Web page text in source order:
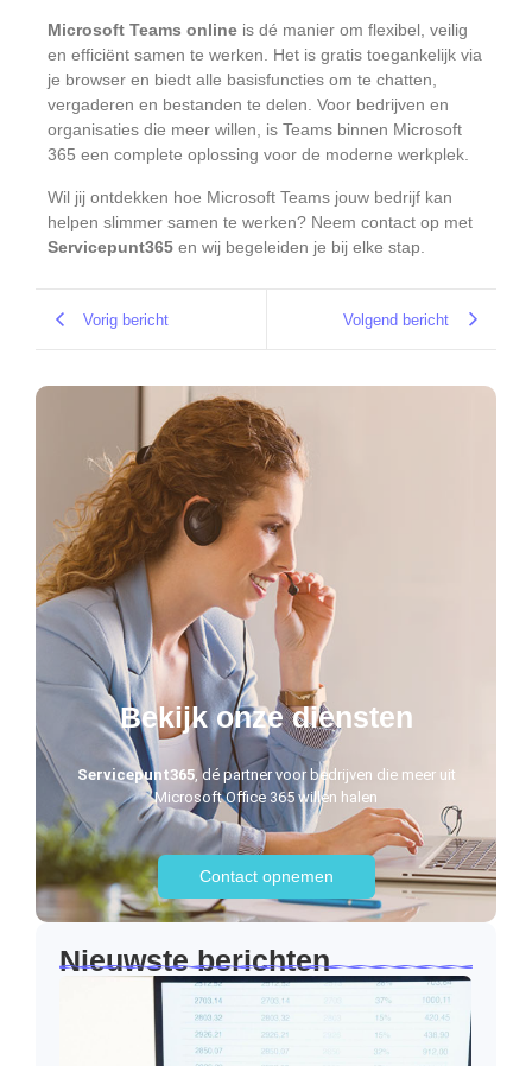
Microsoft Teams online is dé manier om flexibel, veilig
en efficiënt samen te werken. Het is gratis toegankelijk via
je browser en biedt alle basisfuncties om te chatten,
vergaderen en bestanden te delen. Voor bedrijven en
organisaties die meer willen, is Teams binnen Microsoft
365 een complete oplossing voor de moderne werkplek.
Wil jij ontdekken hoe Microsoft Teams jouw bedrijf kan
helpen slimmer samen te werken? Neem contact op met
Servicepunt365 en wij begeleiden je bij elke stap.
Vorig bericht Volgend bericht
Bekijk onze diensten
Servicepunt365, dé partner voor bedrijven die meer uit
Microsoft Office 365 willen halen
Contact opnemen
Nieuwste berichten